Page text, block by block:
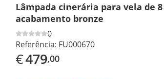
Lâmpada cinerária para vela de
acabamento bronze
0
Referência: FU000670
€479,00